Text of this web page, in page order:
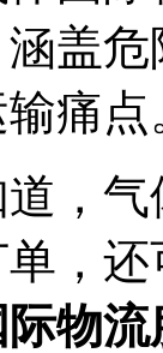
盖
痛点
，
，
物流